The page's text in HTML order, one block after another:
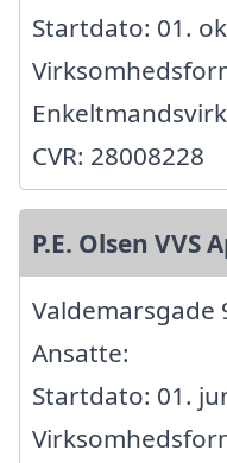
Startdato: 01.
CVR: 28008228
P.E. Olsen VVS
Valdemarsgade
Ansatte:
Startdato: 01.